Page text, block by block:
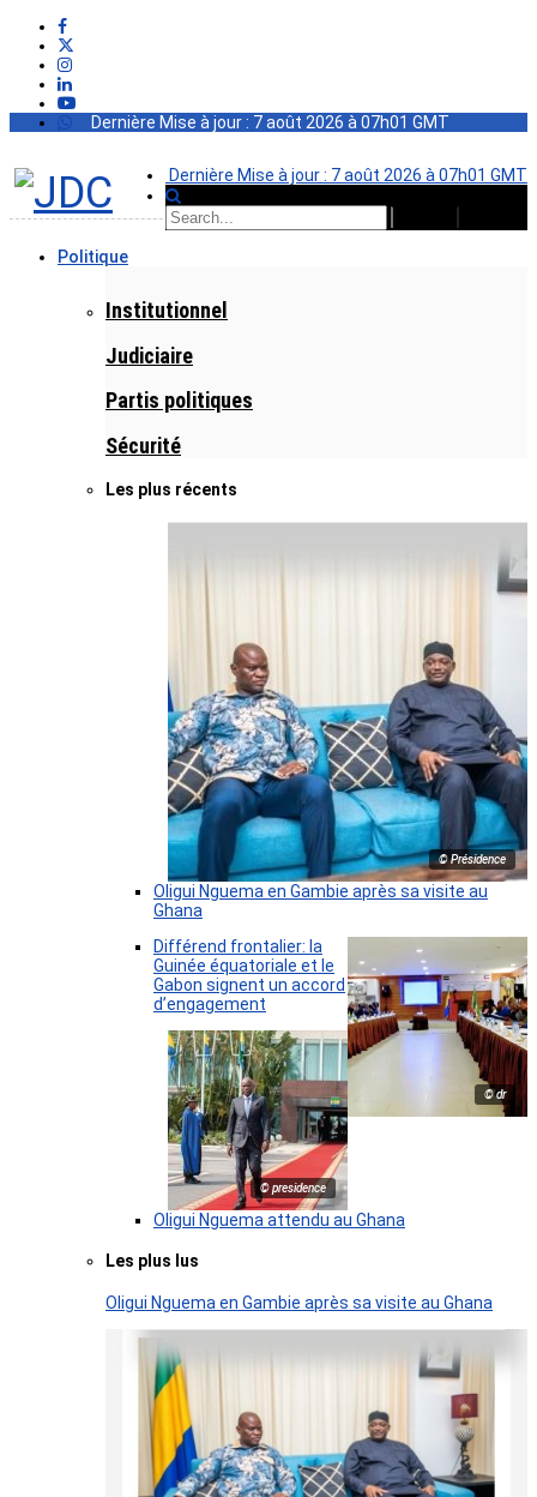
Dernière Mise à jour : 7 août 2026 à 07h01 GMT
Dernière Mise à jour : 7 août 2026 à 07h01 GMT
Politique
Institutionnel
Judiciaire
Partis politiques
Sécurité
Les plus récents
© Présidence
Oligui Nguema en Gambie après sa visite au
Ghana
© dr
Différend frontalier: la
Guinée équatoriale et le
Gabon signent un accord
d’engagement
© presidence
Oligui Nguema attendu au Ghana
Les plus lus
Oligui Nguema en Gambie après sa visite au Ghana